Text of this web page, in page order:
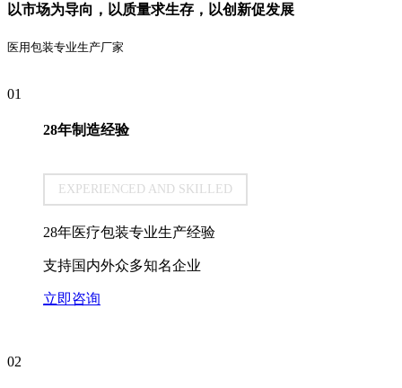
以市场为导向，以质量求生存，以创新促发展
医用包装专业生产厂家
01
28年制造经验
EXPERIENCED AND SKILLED
28年医疗包装专业生产经验
支持国内外众多知名企业
立即咨询
02